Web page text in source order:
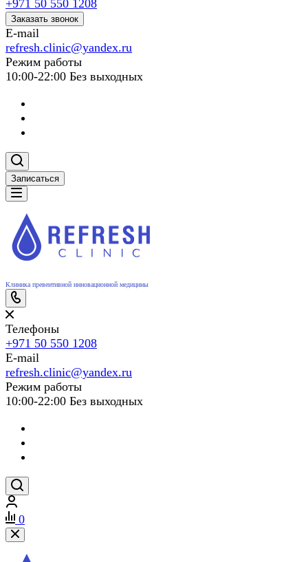
+971 50 550 1208
Заказать звонок
E-mail
refresh.clinic@yandex.ru
Режим работы
10:00-22:00 Без выходных
Записаться
Клиника превентивной инновационной медицины
Телефоны
+971 50 550 1208
E-mail
refresh.clinic@yandex.ru
Режим работы
10:00-22:00 Без выходных
0